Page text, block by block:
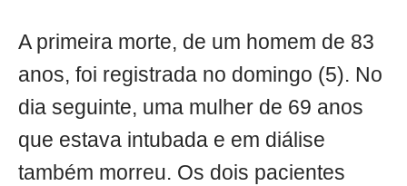
A primeira morte, de um homem de 83
anos, foi registrada no domingo (5). No
dia seguinte, uma mulher de 69 anos
que estava intubada e em diálise
também morreu. Os dois pacientes